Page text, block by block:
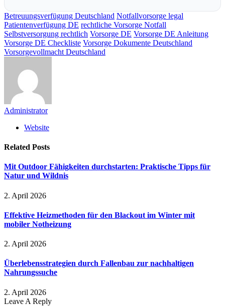
Betreuungsverfügung Deutschland Notfallvorsorge legal
Patientenverfügung DE rechtliche Vorsorge Notfall
Selbstversorgung rechtlich Vorsorge DE Vorsorge DE Anleitung
Vorsorge DE Checkliste Vorsorge Dokumente Deutschland
Vorsorgevollmacht Deutschland
Administrator
Website
Related Posts
Mit Outdoor Fähigkeiten durchstarten: Praktische Tipps für
Natur und Wildnis
2. April 2026
Effektive Heizmethoden für den Blackout im Winter mit
mobiler Notheizung
2. April 2026
Überlebensstrategien durch Fallenbau zur nachhaltigen
Nahrungssuche
2. April 2026
Leave A Reply